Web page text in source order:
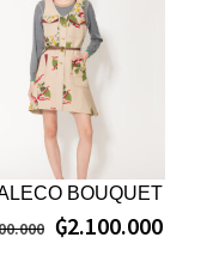
BOUQUET
₲2.100.000